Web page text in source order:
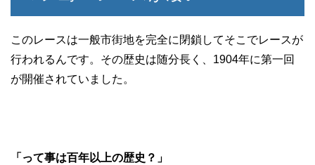
このレースは一般市街地を完全に閉鎖してそこでレースが
行われるんです。その歴史は随分長く、1904年に第一回
が開催されていました。
「って事は百年以上の歴史？」